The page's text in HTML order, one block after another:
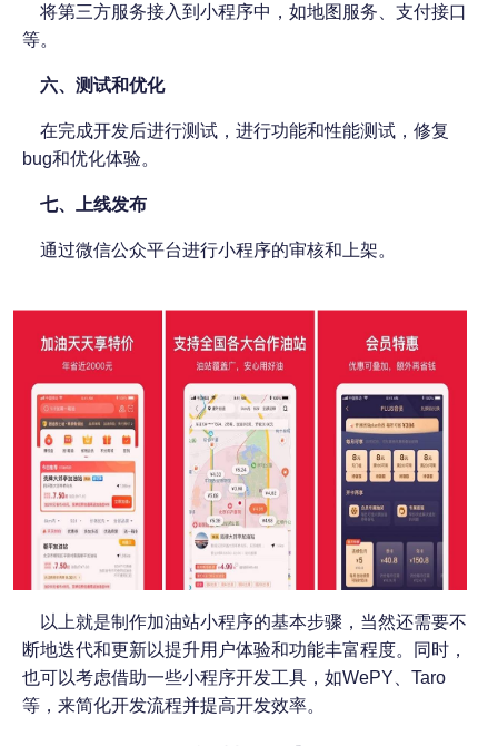
将第三方服务接入到小程序中，如地图服务、支付接口
等。
六、测试和优化
在完成开发后进行测试，进行功能和性能测试，修复
bug和优化体验。
七、 上线发布
通过微信公众平台进行小程序的审核和上架。
以上就是制作加油站小程序的基本步骤，当然还需要不
断地迭代和更新以提升用户体验和功能丰富程度。同时，
也可以考虑借助一些小程序开发工具，如WePY、Taro
等，来简化开发流程并提高开发效率。